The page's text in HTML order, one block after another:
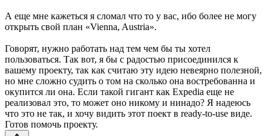
А еще мне кажеться я сломал что то у вас, ибо более не могу
открыть свой план «Vienna, Austria».
Говорят, нужно работать над тем чем бы ты хотел
пользоваться. Так вот, я бы с радостью присоединился к
вашему проекту, так как считаю эту идею невеярно полезной,
но мне сложно судить о том на сколько она востребованна и
окупится ли она. Если такой гигант как Expedia еще не
реализовал это, то может оно никому и нинадо? Я надеюсь
что это не так, и хочу видить этот поект в ready-to-use виде.
Готов помочь проекту.